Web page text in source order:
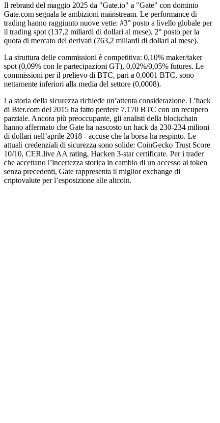
Il rebrand del maggio 2025 da "Gate.io" a "Gate" con dominio
Gate.com segnala le ambizioni mainstream. Le performance di
trading hanno raggiunto nuove vette: #3° posto a livello globale per
il trading spot (137,2 miliardi di dollari al mese), 2° posto per la
quota di mercato dei derivati (763,2 miliardi di dollari al mese).
La struttura delle commissioni è competitiva: 0,10% maker/taker
spot (0,09% con le partecipazioni GT), 0,02%/0,05% futures. Le
commissioni per il prelievo di BTC, pari a 0,0001 BTC, sono
nettamente inferiori alla media del settore (0,0008).
La storia della sicurezza richiede un’attenta considerazione. L’hack
di Bter.com del 2015 ha fatto perdere 7.170 BTC con un recupero
parziale. Ancora più preoccupante, gli analisti della blockchain
hanno affermato che Gate ha nascosto un hack da 230-234 milioni
di dollari nell’aprile 2018 - accuse che la borsa ha respinto. Le
attuali credenziali di sicurezza sono solide: CoinGecko Trust Score
10/10, CER.live AA rating, Hacken 3-star certificate. Per i trader
che accettano l’incertezza storica in cambio di un accesso ai token
senza precedenti, Gate rappresenta il miglior exchange di
criptovalute per l’esposizione alle altcoin.